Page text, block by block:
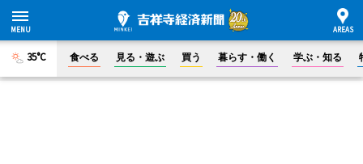
35°C 食べる 見る・遊ぶ 買う 暮らす・働く 学ぶ・知る